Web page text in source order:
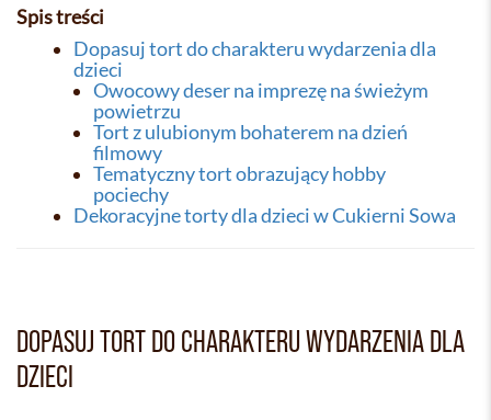
Spis treści
Dopasuj tort do charakteru wydarzenia dla
dzieci
Owocowy deser na imprezę na świeżym
powietrzu
Tort z ulubionym bohaterem na dzień
filmowy
Tematyczny tort obrazujący hobby
pociechy
Dekoracyjne torty dla dzieci w Cukierni Sowa
DOPASUJ TORT DO CHARAKTERU WYDARZENIA DLA
DZIECI